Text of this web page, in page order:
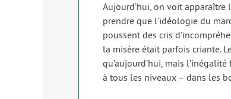
Aujourd’hui, on voit
prendre que l’idéologie du
poussent des cris
la misère était par­fois criante.
qu’aujourd’hui, mais
à tous les niveaux – dans les